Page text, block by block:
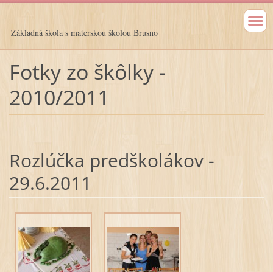
Základná škola s materskou školou Brusno
Fotky zo škôlky -
2010/2011
Rozlúčka predškolákov -
29.6.2011